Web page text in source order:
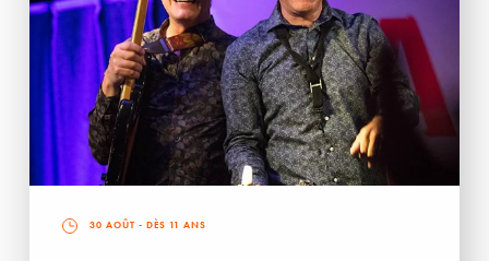
30 AOÛT - DÈS 11 ANS